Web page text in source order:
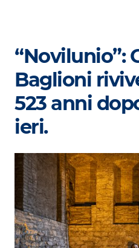
Conduttori
Repliche
Podcast
Playlist
Novità
Subasio Playlist
Web Radio
“Novilunio”:
Baglioni
523 anni
ieri.